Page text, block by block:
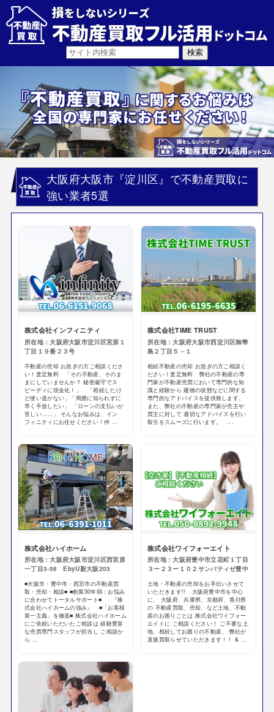
大阪府大阪市『淀川区』で不動産買取に
強い業者5選
株式会社インフィニティ
所在地：大阪府大阪市淀川区宮原１
丁目１９番２３号
不動産の売却 お急ぎの方ご相談くださ
い！査定無料 「その不動産、そのま
まにしていませんか？ 秘密厳守でス
ピーディに現金化！」 「相続したけ
ど使い道がない」「周囲に知られずに
早く手放したい」 「ローンの支払いが
苦しい……」 そんなお悩みは、イン
フィニティにお任せください！仲 ...
株式会社TIME TRUST
所在地：大阪府大阪市西淀川区御幣
島２丁目５－１
相続不動産の売却 お急ぎの方ご相談く
ださい！査定無料 弊社の不動産の専
門家が不動産売買において専門的な知
識と経験から 建物の状態などに関する
専門的なアドバイスを提供致します。
また、弊社の不動産の専門家が売主や
買主に対して 適切なアドバイスを行い
取引をスムーズに行います。 ...
株式会社ハイホーム
所在地：大阪府大阪市淀川区西宮原
一丁目3-56 EbyU新大阪203
■大阪市・豊中市・西宮市の不動産買
取・売却・相談■ ■創業30年弱：お悩み
に合わせてトータルサポート■ 『株
式会社ハイホームの強み』 ■「お客様
第一主義」を徹底■ 株式会社ハイホーム
にご依頼いただいたご相談は 経験豊富
な売買専門スタッフが担当し ご相談か
ら ...
株式会社ワイフォーエイト
所在地：大阪府豊中市立花町１丁目
３ー２３ー１０２サンパティゼ豊中
土地・不動産の売却をお手伝いさせて
いただきます!! 大阪府豊中市を中心
に、 大阪府、兵庫県、京都府、香川県
の 不動産買取、売却、など土地、不動
産のお困りごとは 株式会社ワイフォー
エイトに ご相談ください！ ご不要な土
地、相続してお困りの不動産、 弊社が
直接買取らせていただきます！！ & ...